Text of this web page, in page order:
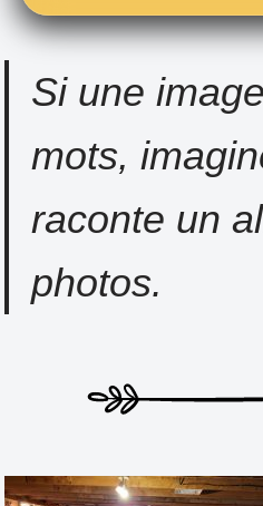
Si une
mots,
raconte un
photos.